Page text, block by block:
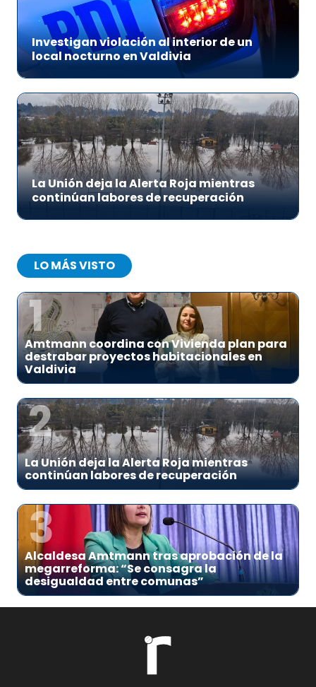
Investigan violación al interior de un
local nocturno en Valdivia
La Unión deja la Alerta Roja mientras
continúan labores de recuperación
LO MÁS VISTO
1
Amtmann coordina con Vivienda plan para
destrabar proyectos habitacionales en
Valdivia
2
La Unión deja la Alerta Roja mientras
continúan labores de recuperación
3
Alcaldesa Amtmann tras aprobación de la
megarreforma: “Se consagra la
desigualdad entre comunas”